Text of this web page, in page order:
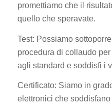
promettiamo che il
quello che speravate.
Test: Possiamo
procedura di collaudo
agli standard e soddisfi i
Certificato: Siamo in
elettronici che